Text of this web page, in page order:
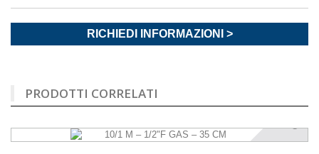
RICHIEDI INFORMAZIONI >
PRODOTTI CORRELATI